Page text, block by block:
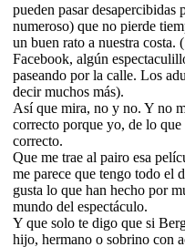
pueden pasar
numeroso) que no pierde
un buen rato a nuestra costa.
Facebook, algún
paseando por la calle. Los
decir muchos más).
Así que mira, no y no. Y no
correcto porque yo, de lo
correcto.
Que me trae al pairo esa
me parece que tengo todo el
gusta lo que han hecho por
mundo del espectáculo.
Y que solo te digo que si
hijo, hermano o sobrino con